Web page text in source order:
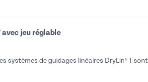
avec jeu réglable
systèmes de guidages linéaires DryLin® T sont